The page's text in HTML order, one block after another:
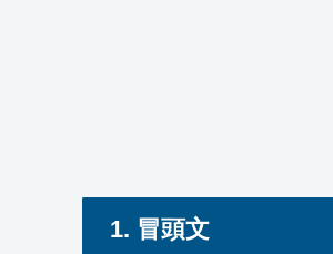
1. 冒頭文